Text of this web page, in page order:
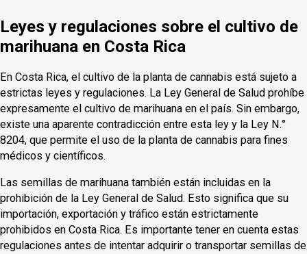
Leyes y regulaciones sobre el cultivo de
marihuana en Costa Rica
En Costa Rica, el cultivo de la planta de cannabis está sujeto a
estrictas leyes y regulaciones. La Ley General de Salud prohíbe
expresamente el cultivo de marihuana en el país. Sin embargo,
existe una aparente contradicción entre esta ley y la Ley N.°
8204, que permite el uso de la planta de cannabis para fines
médicos y científicos.
Las semillas de marihuana también están incluidas en la
prohibición de la Ley General de Salud. Esto significa que su
importación, exportación y tráfico están estrictamente
prohibidos en Costa Rica. Es importante tener en cuenta estas
regulaciones antes de intentar adquirir o transportar semillas de